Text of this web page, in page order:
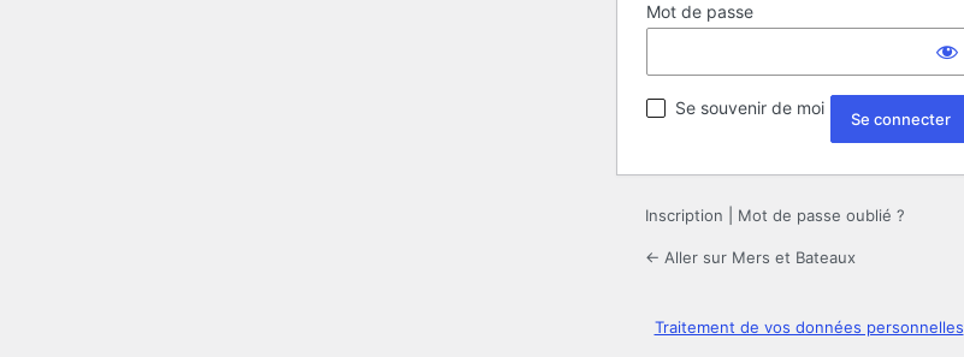
Mot de passe
Se souvenir de moi
Inscription Mot de passe oublié ?
← Aller sur Mers et Bateaux
Traitement de vos données personnelles